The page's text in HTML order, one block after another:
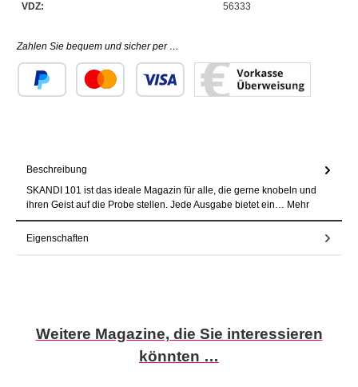
VDZ: 56333
Zahlen Sie bequem und sicher per …
Beschreibung
SKANDI 101 ist das ideale Magazin für alle, die gerne knobeln und
ihren Geist auf die Probe stellen. Jede Ausgabe bietet ein… Mehr
Eigenschaften
Produktgalerie überspringen
Weitere Magazine, die Sie interessieren
könnten …